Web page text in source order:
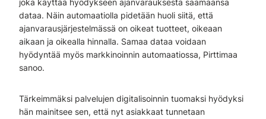
joka käyttää hyödykseen ajanvarauksesta saamaansa
dataa. Näin automaatiolla pidetään huoli siitä, että
ajanvarausjärjestelmässä on oikeat tuotteet, oikeaan
aikaan ja oikealla hinnalla. Samaa dataa voidaan
hyödyntää myös markkinoinnin automaatiossa, Pirttimaa
sanoo.
Tärkeimmäksi palvelujen digitalisoinnin tuomaksi hyödyksi
hän mainitsee sen, että nyt asiakkaat tunnetaan